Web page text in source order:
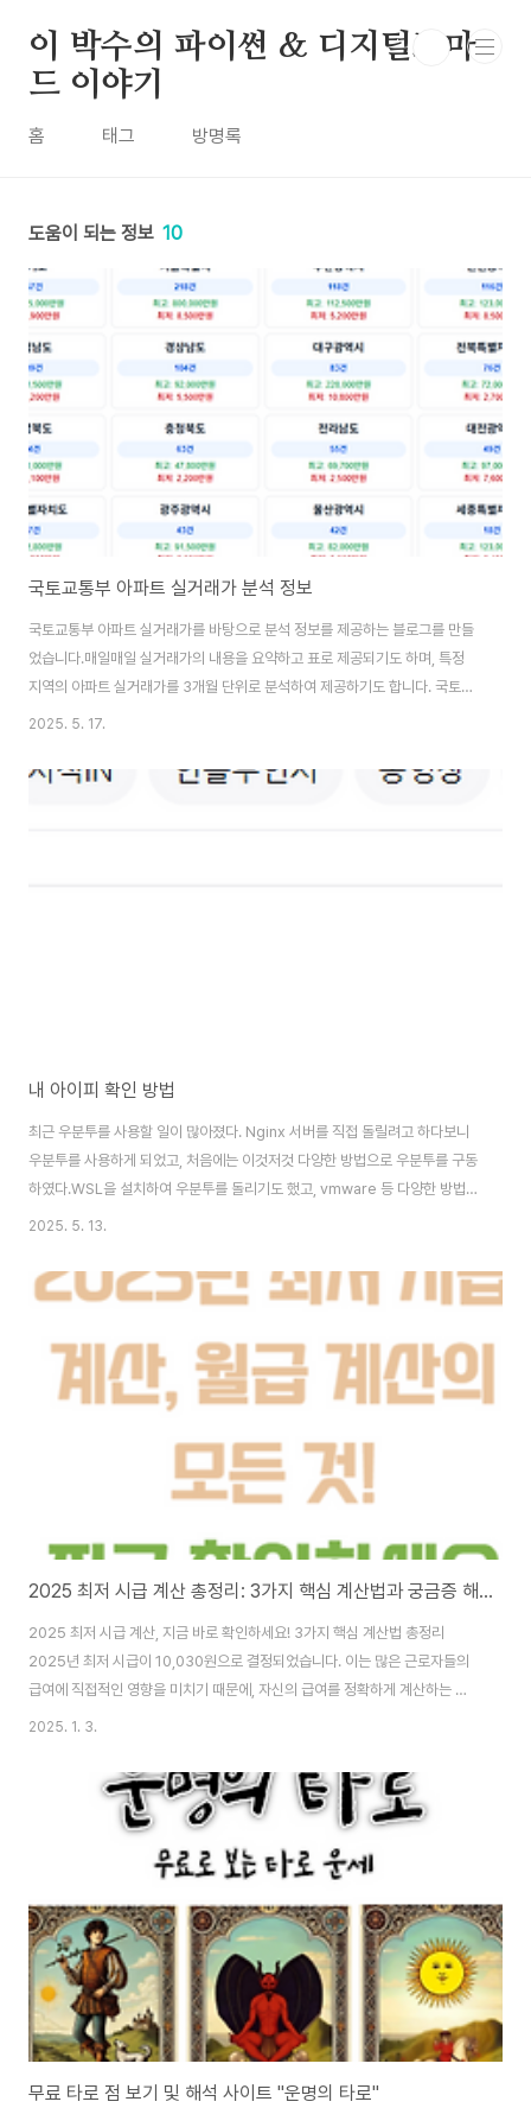
이 박수의 파이썬 & 디지털노마
드 이야기
홈 태그 방명록
도움이 되는 정보 10
국토교통부 아파트 실거래가 분석 정보
국토교통부 아파트 실거래가를 바탕으로 분석 정보를 제공하는 블로그를 만들
었습니다.매일매일 실거래가의 내용을 요약하고 표로 제공되기도 하며, 특정
지역의 아파트 실거래가를 3개월 단위로 분석하여 제공하기도 합니다. 국토교
통부 아파트 실거래가 분석 사이트아래의 링크는 매일매일 업데이트 되는 아파
하면 위의 화면이 나타납니다. 매일 업데이트된 정보를 지역별로 나타내 줍니
2025. 5. 17.
내 아이피 확인 방법
최근 우분투를 사용할 일이 많아졌다. Nginx 서버를 직접 돌릴려고 하다보니
우분투를 사용하게 되었고, 처음에는 이것저것 다양한 방법으로 우분투를 구동
하였다.WSL을 설치하여 우분투를 돌리기도 했고, vmware 등 다양한 방법으
로 돌리게 되었는데 사실 편한것도 있지만 불편한 점도 있다.바로 IP 문제인
피가 꼬인다. 꼬인다기 보다는 설정하기에 어려움이 있더라. 해보면 안다. 여튼
이 과정에서 IP를 확인하고 포트가 열려있는지 확인을 해야되는데, 그러다보니
수 있는데, 난 우분투를 잘 모른다. 이번에 배운거라 그냥 웹에서 하게되었다.
그러다..
2025. 5. 13.
2025 최저 시급 계산 총정리: 3가지 핵심 계산법과 궁금증 해결!
2025 최저 시급 계산, 지금 바로 확인하세요! 3가지 핵심 계산법 총정리
2025년 최저 시급이 10,030원으로 결정되었습니다. 이는 많은 근로자들의
급여에 직접적인 영향을 미치기 때문에, 자신의 급여를 정확하게 계산하는 것
은 매우 중요합니다. 이 글에서는 2025년 최저 시급을 기준으로 일급, 주급,
할 사항들을 자세히 설명합니다. 2025 최저 시급, 꼼꼼하게 계산해보기시급,
일급, 주급, 월급 계산 방법시급: 2025년 최저 시급은 시간당 10,030원입니
다. 이는 모든 계산의 기준이 됩니다.일급: 하루 동안 일한 시간에 시급을 곱하
면 일급이 됩니다. 예를 들어, 하루 8시간 근무했다면 일급은 10,030원 x 8
2025. 1. 3.
무료 타로 점 보기 및 해석 사이트 "운명의 타로"